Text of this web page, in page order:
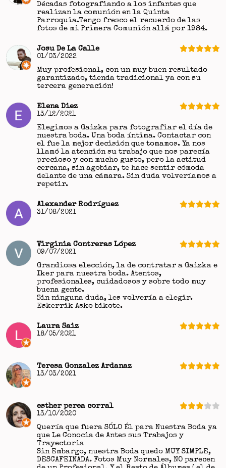
Décadas fotografiando a los infantes que
realizan la comunión en la Quinta
Parroquia.Tengo fresco el recuerdo de las
fotos de mi Primera Comunión allá por 1984.
Josu De La Calle
01/03/2022
Muy profesional, con un muy buen resultado
garantizado, tienda tradicional ya con su
tercera generación!
Elena Diez
13/12/2021
Elegimos a Gaizka para fotografiar el día de
nuestra boda. Una boda íntima. Contactar con
el fue la mejor decisión que tomamos. Ya nos
llamó la atención su trabajo que nos parecía
precioso y con mucho gusto, pero la actitud
cercana, sin agobiar, te hace sentir cómoda
delante de una cámara. Sin duda volveríamos a
repetir.
Alexander Rodríguez
31/08/2021
Virginia Contreras López
09/07/2021
Grandiosa elección, la de contratar a Gaizka e
Iker para nuestra boda. Atentos,
profesionales, cuidadosos y sobre todo muy
buena gente.
Sin ninguna duda, les volvería a elegir.
Eskerrik Asko bikote.
Laura Saiz
18/05/2021
Teresa Gonzalez Ardanaz
13/03/2021
esther perea corral
13/10/2020
Quería que fuera SÓLO Él para Nuestra Boda ya
que Le Conocia de Antes sus Trabajos y
Trayectoria
Sin Embargo, nuestra Boda quedo MUY SIMPLE,
DESCAFEINADA. Fotos Muy Normales, NO parecen